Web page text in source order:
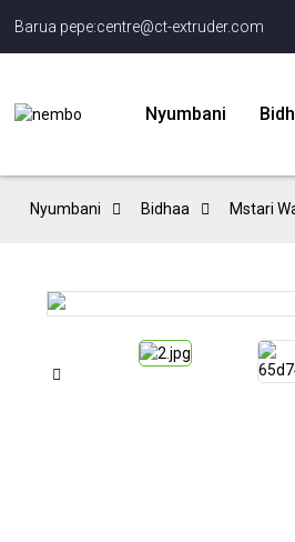
Barua pepe:centre@ct-extruder.com
Nyumbani
Nyumbani Bidhaa Mstari